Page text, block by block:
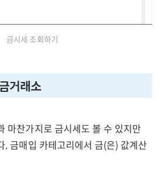
금시세 조회하기
거래소
마찬가지로 금시세도 볼 수 있지만
. 금매입 카테고리에서 금(은) 값계산